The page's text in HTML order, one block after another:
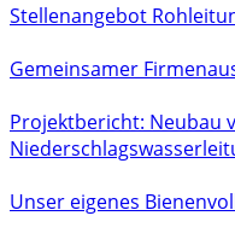
Stellenangebot
Gemeinsamer
Projektbericht: Neubau
Unser eigenes